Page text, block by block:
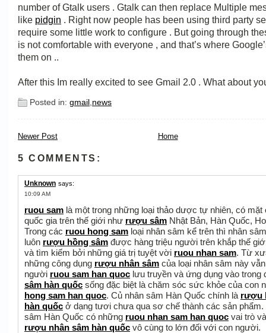
number of Gtalk users . Gtalk can then replace Multiple
like pidgin . Right now people has been using third party
require some little work to configure . But going through
is not comfortable with everyone , and that’s where
them on ..
After this Im really excited to see Gmail 2.0 . What about
Posted in: gmail ,news
Newer Post Home
5 COMMENTS:
Unknown says:
10:09 AM
ruou sam là một trong những loại thảo dược tự nhiên, có mặt
quốc gia trên thế giới như rượu sâm Nhật Bản, Hàn Quốc,
Trong các ruou hong sam loại nhân sâm kể trên thì nhân
luôn rượu hồng sâm được hàng triệu người trên khắp thế
và tìm kiếm bởi những giá trị tuyệt vời ruou nhan sam. Từ
những công dụng rượu nhân sâm của loại nhân sâm này
người ruou sam han quoc lưu truyền và ứng dụng vào trong
sâm hàn quốc sống đặc biệt là chăm sóc sức khỏe của con
hong sam han quoc. Củ nhân sâm Hàn Quốc chính là rượu
hàn quốc ở dạng tươi chưa qua sơ chế thành các sản phẩm.
sâm Hàn Quốc có những ruou nhan sam han quoc vai trò
rượu nhân sâm hàn quốc vô cùng to lớn đối với con người.